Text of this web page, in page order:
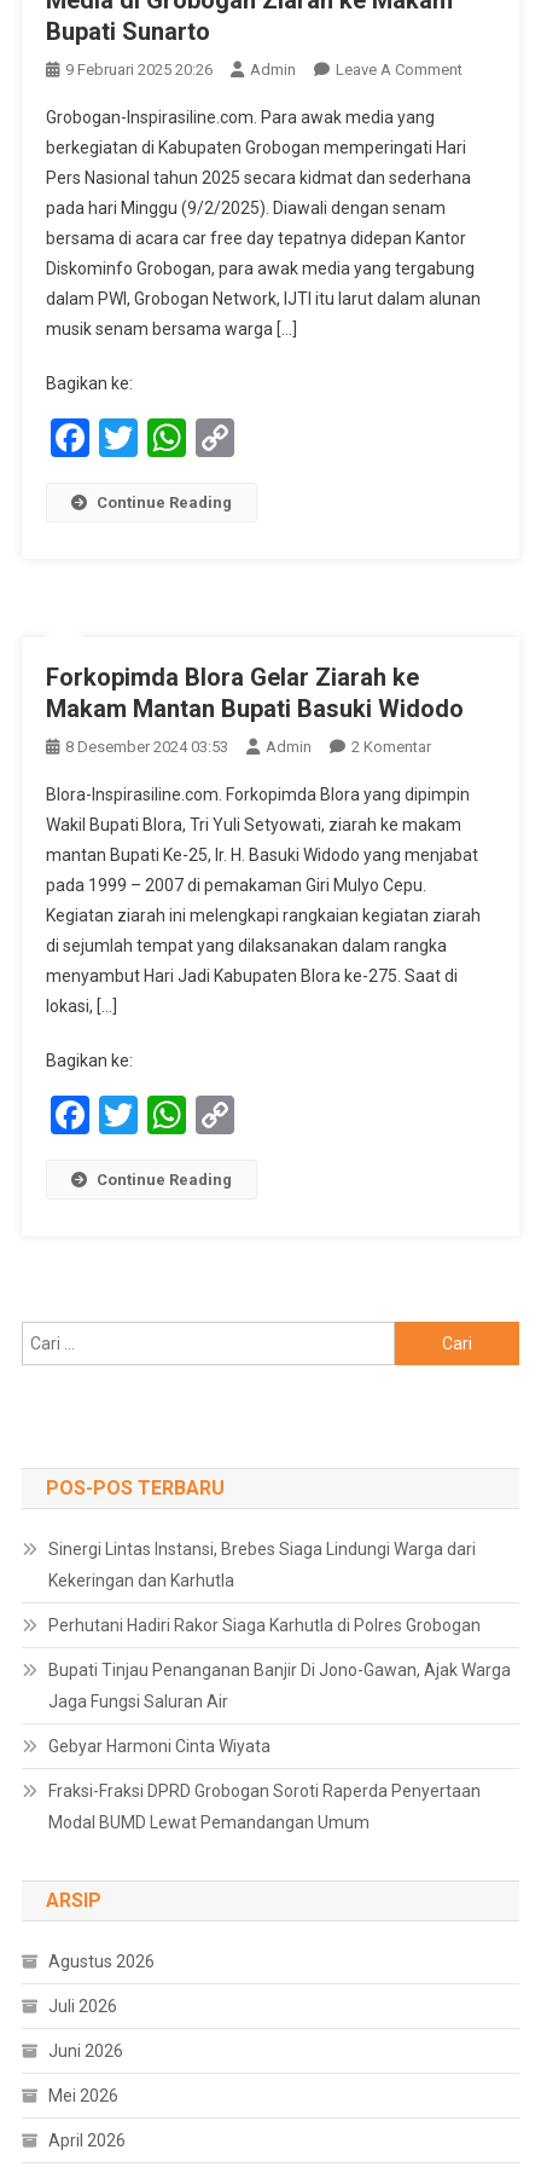
Bupati Sunarto
9 Februari 2025 20:26 Admin Leave A CommentOn
Pers
Nasional
Awak
Media
Di
Grobogan-Inspirasiline.com. Para awak media yang
berkegiatan di Kabupaten Grobogan memperingati Hari
Pers Nasional tahun 2025 secara kidmat dan sederhana
pada hari Minggu (9/2/2025). Diawali dengan senam
bersama di acara car free day tepatnya didepan Kantor
Diskominfo Grobogan, para awak media yang tergabung
dalam PWI, Grobogan Network, IJTI itu larut dalam alunan
musik senam bersama warga […]
Bagikan ke:
Facebook
TwitterWhatsApp
Copy
Continue Reading
Forkopimda Blora Gelar Ziarah ke
Makam Mantan Bupati Basuki Widodo
8 Desember 2024 03:53 Admin 2 KomentarPada
Blora
Gelar
Ziarah
Makam
Mantan
Bupati
Blora-Inspirasiline.com. Forkopimda Blora yang dipimpin
Wakil Bupati Blora, Tri Yuli Setyowati, ziarah ke makam
mantan Bupati Ke-25, Ir. H. Basuki Widodo yang menjabat
pada 1999 – 2007 di pemakaman Giri Mulyo Cepu.
Kegiatan ziarah ini melengkapi rangkaian kegiatan ziarah
di sejumlah tempat yang dilaksanakan dalam rangka
menyambut Hari Jadi Kabupaten Blora ke-275. Saat di
lokasi, […]
Bagikan ke:
Facebook
TwitterWhatsApp
Copy
Continue Reading
untuk:
POS-POS TERBARU
Sinergi Lintas Instansi, Brebes Siaga Lindungi Warga dari
Kekeringan dan Karhutla
Perhutani Hadiri Rakor Siaga Karhutla di Polres Grobogan
Bupati Tinjau Penanganan Banjir Di Jono-Gawan, Ajak Warga
Jaga Fungsi Saluran Air
Gebyar Harmoni Cinta Wiyata
Fraksi-Fraksi DPRD Grobogan Soroti Raperda Penyertaan
Modal BUMD Lewat Pemandangan Umum
ARSIP
Agustus 2026
Juli 2026
Juni 2026
Mei 2026
April 2026